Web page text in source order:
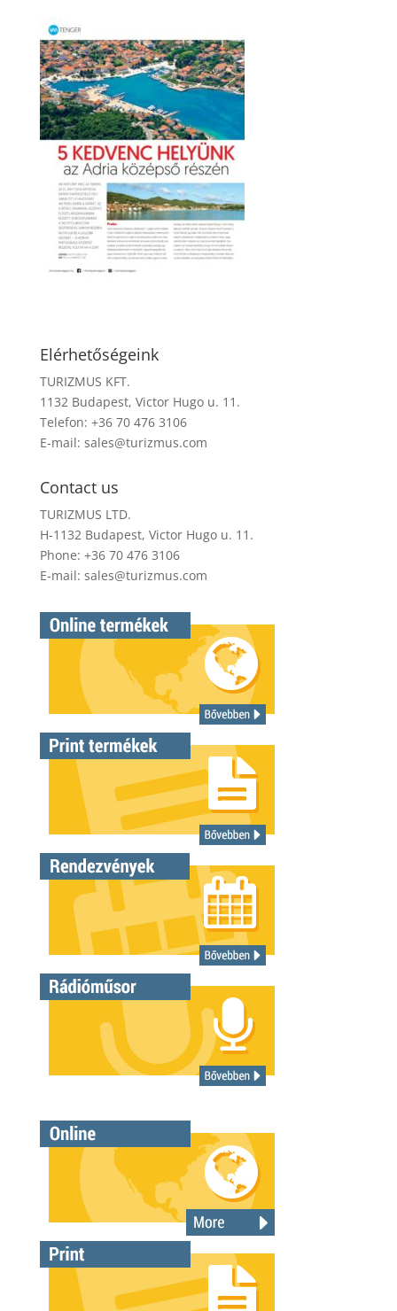
Elérhetőségeink
TURIZMUS KFT.
1132 Budapest, Victor Hugo u. 11.
Telefon: +36 70 476 3106
E-mail: sales@turizmus.com
Contact us
TURIZMUS LTD.
H-1132 Budapest, Victor Hugo u. 11.
Phone: +36 70 476 3106
E-mail: sales@turizmus.com